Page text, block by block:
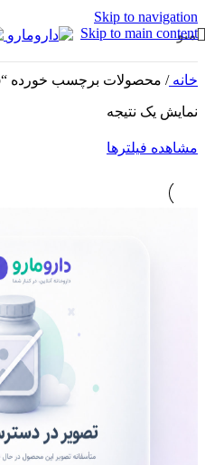
Skip to navigation
Skip to main content
منو
خانه/ محصولات برچسب خورده “seaking cod liver oil soft gel cap”
نمایش یک نتیجه
مشاهده فیلترها